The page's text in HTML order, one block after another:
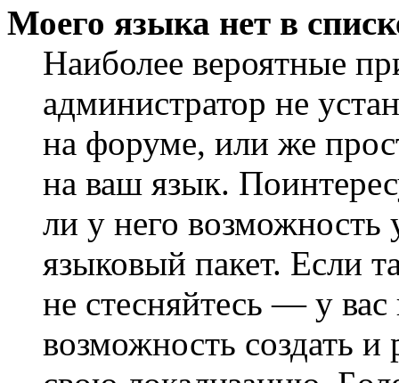
Моего языка нет в
Наиболее вероятные
администратор не
на форуме, или же
на ваш язык.
ли у него
языковый пакет. Если
не стесняйтесь — у вас
возможность создать